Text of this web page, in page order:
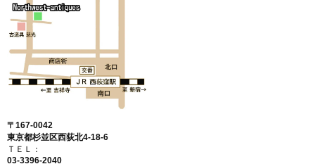
〒167-0042
東京都杉並区西荻北4-18-6
ＴＥＬ：
03-3396-2040